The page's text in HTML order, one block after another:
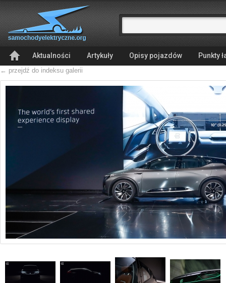
Aktualności Artykuły Opisy pojazdów Punkty
← przejdź do indeksu galerii